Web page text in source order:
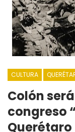
CULTURA
Colón
congreso
Querétaro